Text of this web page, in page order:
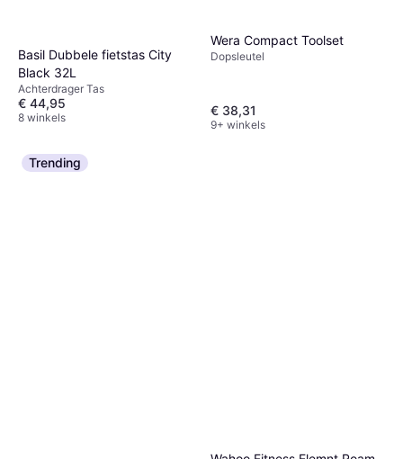
Basil Dubbele fietstas City
Black 32L
Achterdrager Tas
€ 44,95
8 winkels
Wera Compact Toolset
Dopsleutel
€ 38,31
9+ winkels
Trending